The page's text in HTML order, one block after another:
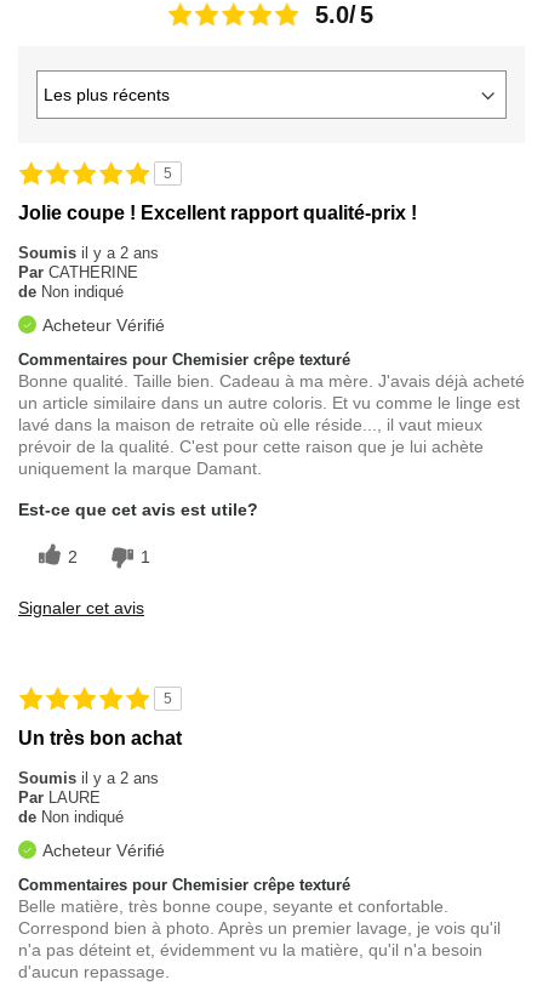
5.0
5
Jolie coupe ! Excellent rapport qualité-prix !
Soumis il y a 2 ans
Par CATHERINE
de Non indiqué
Acheteur Vérifié
Commentaires pour Chemisier crêpe texturé
Bonne qualité. Taille bien. Cadeau à ma mère. J'avais déjà acheté
un article similaire dans un autre coloris. Et vu comme le linge est
lavé dans la maison de retraite où elle réside..., il vaut mieux
prévoir de la qualité. C'est pour cette raison que je lui achète
uniquement la marque Damant.
Est-ce que cet avis est utile?
2 1
Signaler cet avis
5
Un très bon achat
Soumis il y a 2 ans
Par LAURE
de Non indiqué
Acheteur Vérifié
Commentaires pour Chemisier crêpe texturé
Belle matière, très bonne coupe, seyante et confortable.
Correspond bien à photo. Après un premier lavage, je vois qu'il
n'a pas déteint et, évidemment vu la matière, qu'il n'a besoin
d'aucun repassage.